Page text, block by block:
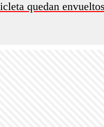
quedan